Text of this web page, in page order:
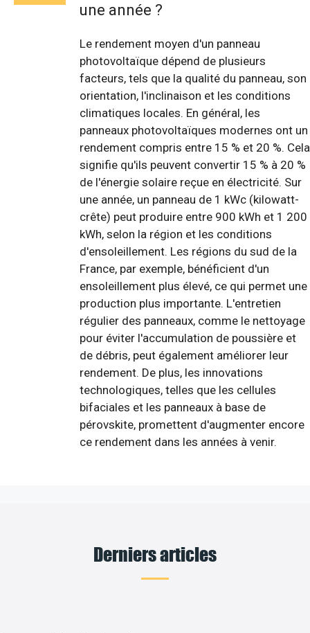
une année ?
Le rendement moyen d'un panneau
photovoltaïque dépend de plusieurs
facteurs, tels que la qualité du panneau, son
orientation, l'inclinaison et les conditions
climatiques locales. En général, les
panneaux photovoltaïques modernes ont un
rendement compris entre 15 % et 20 %. Cela
signifie qu'ils peuvent convertir 15 % à 20 %
de l'énergie solaire reçue en électricité. Sur
une année, un panneau de 1 kWc (kilowatt-
crête) peut produire entre 900 kWh et 1 200
kWh, selon la région et les conditions
d'ensoleillement. Les régions du sud de la
France, par exemple, bénéficient d'un
ensoleillement plus élevé, ce qui permet une
production plus importante. L'entretien
régulier des panneaux, comme le nettoyage
pour éviter l'accumulation de poussière et
de débris, peut également améliorer leur
rendement. De plus, les innovations
technologiques, telles que les cellules
bifaciales et les panneaux à base de
pérovskite, promettent d'augmenter encore
ce rendement dans les années à venir.
Derniers articles